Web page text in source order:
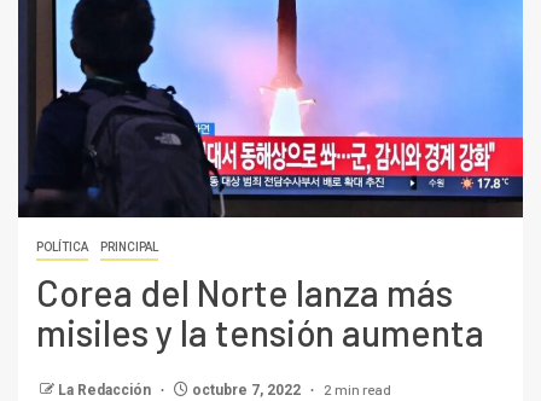
POLÍTICA PRINCIPAL
Corea del Norte lanza más
misiles y la tensión aumenta
La Redacción octubre 7, 2022 2 min read